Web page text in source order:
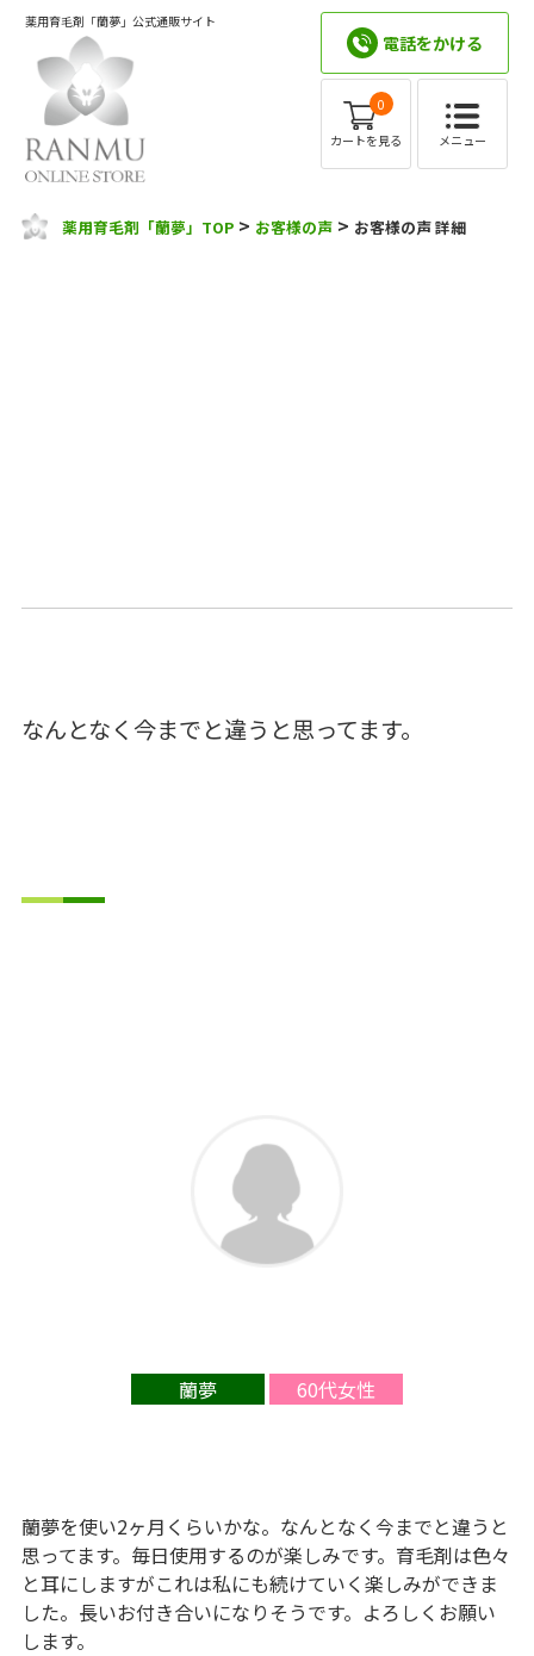
薬用育毛剤「蘭夢」公式通販サイト
電話をかける
0
カートを見る メニュー
薬用育毛剤「蘭夢」TOP > お客様の声 > お客様の声 詳細
なんとなく今までと違うと思ってます。
蘭夢 60代女性
蘭夢を使い2ヶ月くらいかな。なんとなく今までと違うと
思ってます。毎日使用するのが楽しみです。育毛剤は色々
と耳にしますがこれは私にも続けていく楽しみができま
した。長いお付き合いになりそうです。よろしくお願い
します。